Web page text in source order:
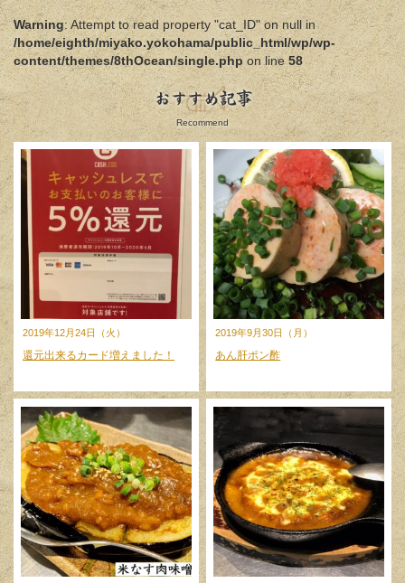
Warning: Attempt to read property "cat_ID" on null in
/home/eighth/miyako.yokohama/public_html/wp/wp-
content/themes/8thOcean/single.phpon line58
おすすめ記事
Recommend
2019年12月24日（火）
還元出来るカード増えました！
2019年9月30日（月）
あん肝ポン酢